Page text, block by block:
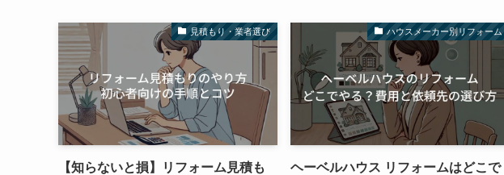
見積もり・業者選び
【知らないと損】リフォーム見積も
ハウスメーカー別リフォーム
ヘーベルハウス リフォームはどこで